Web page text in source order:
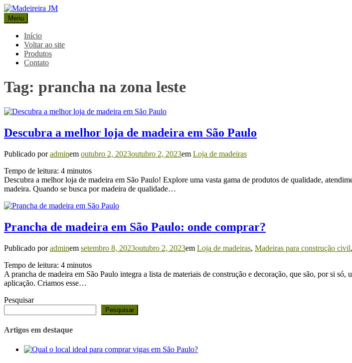
Pular
para
o
conteúdo
Madeireira JM
Blog Madeireira JM
Menu
Início
Voltar ao site
Produtos
Contato
Tag: prancha na zona leste
Descubra a melhor loja de madeira em São Paulo
Publicado poradminem outubro 2, 2023outubro 2, 2023em Loja de madeiras
Tempo de leitura: 4 minutos
Descubra a melhor loja de madeira em São Paulo! Explore uma vasta gama de produtos de qualidade,
madeira. Quando se busca por madeira de qualidade…
Prancha de madeira em São Paulo: onde comprar?
Publicado poradminem setembro 8, 2023outubro 2, 2023em Loja de madeiras, Madeiras para construção civil,
Tempo de leitura: 4 minutos
A prancha de madeira em São Paulo integra a lista de materiais de construção e decoração, que são, por si
aplicação. Criamos esse…
Pesquisar
Pesquisar
Artigos em destaque